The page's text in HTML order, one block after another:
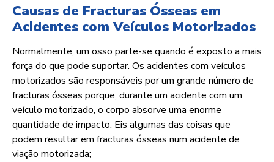
Causas de Fracturas Ósseas em
Acidentes com Veículos Motorizados
Normalmente, um osso parte-se quando é exposto a mais
força do que pode suportar. Os acidentes com veículos
motorizados são responsáveis por um grande número de
fracturas ósseas porque, durante um acidente com um
veículo motorizado, o corpo absorve uma enorme
quantidade de impacto. Eis algumas das coisas que
podem resultar em fracturas ósseas num acidente de
viação motorizada;